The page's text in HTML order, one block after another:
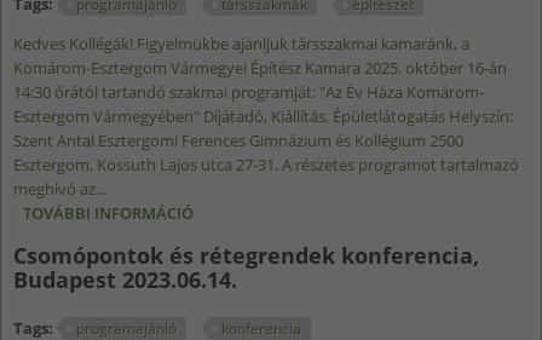
Kedves Kollégák! Figyelmükbe ajánljuk társszakmai kamaránk, a
Komárom-Esztergom Vármegyei Építész Kamara 2025. október 16-án
14:30 órától tartandó szakmai programját: "Az Év Háza Komárom-
Esztergom Vármegyében" Díjátadó, Kiállítás, Épületlátogatás Helyszín:
Szent Antal Esztergomi Ferences Gimnázium és Kollégium 2500
Esztergom, Kossuth Lajos utca 27-31. A részetes programot tartalmazó
meghívó az...
TOVÁBBI INFORMÁCIÓ
KIÁLLÍTÁS, ÉPÜLETLÁTOGATÁS - ESZTERGOM,
2025.10.16. TARTALOMMAL KAPCSOLATOSAN
Csomópontok és rétegrendek konferencia,
Budapest 2023.06.14.
Tags: programajánló konferencia